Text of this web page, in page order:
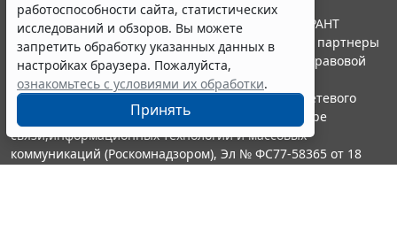
работоспособности сайта, статистических
исследований и обзоров. Вы можете
запретить обработку указанных данных в
настройках браузера. Пожалуйста,
ознакомьтесь с условиями их обработки.
Принять
© ООО "НПП "ГАРАНТ-СЕРВИС", 2026. Система ГАРАНТ
выпускается с 1990 года. Компания "Гарант" и ее партнеры
являются участниками Российской ассоциации правовой
информации ГАРАНТ.
Портал ГАРАНТ.РУ зарегистрирован в качестве сетевого
издания Федеральной службой по надзору в сфере
связи,информационных технологий и массовых
коммуникаций (Роскомнадзором), Эл № ФС77-58365 от 18